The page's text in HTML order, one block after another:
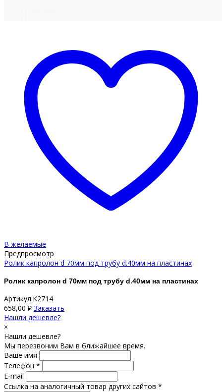
В желаемые
Предпросмотр
Ролик капролон d 70мм под трубу d.40мм на пластинах
Ролик капролон d 70мм под трубу d.40мм на пластинах
Артикул:К2714
658,00 ₽ Заказать
Нашли дешевле?
×
Нашли дешевле?
Мы перезвоним Вам в ближайшее время.
Ваше имя
Телефон *
E-mail
Ссылка на аналогичный товар других сайтов *